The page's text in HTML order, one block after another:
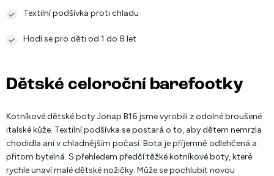
Textilní podšívka proti chladu
Hodí se pro děti od 1 do 8 let
Dětské celoroční barefootky
Kotníkové dětské boty Jonap B16 jsme vyrobili z odolné broušené
italské kůže. Textilní podšívka se postará o to, aby dětem nemrzla
chodidla ani v chladnějším počasí. Bota je příjemně odlehčená a
přitom bytelná. S přehledem předčí těžké kotníkové boty, které
rychle unaví malé dětské nožičky. Může se pochlubit novou